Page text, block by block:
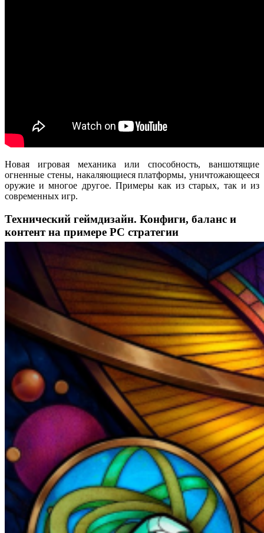
Новая игровая механика или способность, ваншотящие
огненные стены, накаляющиеся платформы, уничтожающееся
оружие и многое другое. Примеры как из старых, так и из
современных игр.
Технический геймдизайн. Конфиги, баланс и
контент на примере PC стратегии